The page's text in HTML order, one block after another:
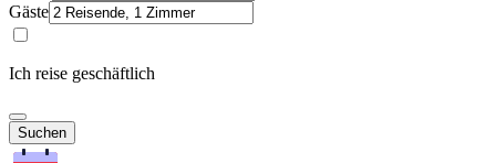
Gäste
Ich reise geschäftlich
Suchen